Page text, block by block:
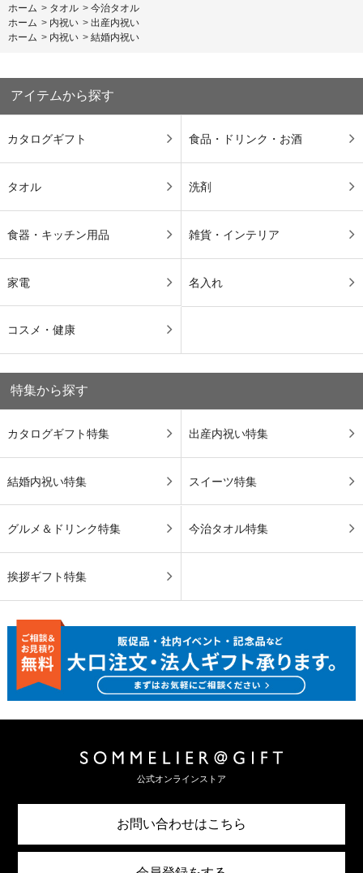
ホーム > タオル > 今治タオル
ホーム > 内祝い > 出産内祝い
ホーム > 内祝い > 結婚内祝い
アイテムから探す
カタログギフト 食品・ドリンク・お酒
タオル 洗剤
食器・キッチン用品 雑貨・インテリア
家電 名入れ
コスメ・健康
特集から探す
カタログギフト特集 出産内祝い特集
結婚内祝い特集 スイーツ特集
グルメ＆ドリンク特集 今治タオル特集
挨拶ギフト特集
公式オンラインストア
お問い合わせはこちら